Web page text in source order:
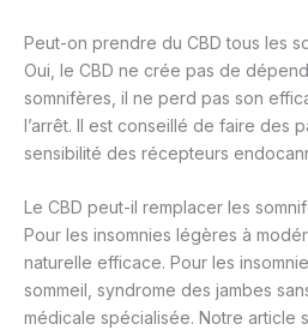
Peut-on prendre du CBD tous les
Oui, le CBD ne crée pas de
somnifères, il ne perd pas son
l’arrêt. Il est conseillé de faire des
sensibilité des récepteurs
Le CBD peut-il remplacer les
Pour les insomnies légères à
naturelle efficace. Pour les
sommeil, syndrome des jambes
médicale spécialisée. Notre article